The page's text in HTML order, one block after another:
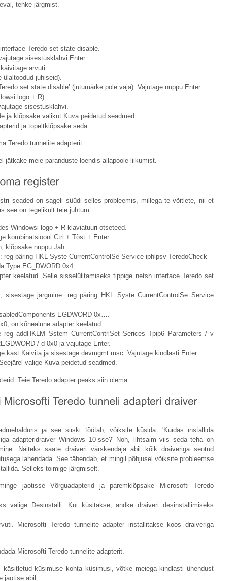
tehke järgmist.
Teredo set state disable.
sisestusklahvi Enter.
arvuti.
ülaltoodud juhiseid).
set state disable’ (jutumärke pole vaja). Vajutage nuppu Enter.
logo + R).
sisestusklahvi.
ja klõpsake valikut Kuva peidetud seadmed.
ja topeltklõpsake seda.
Teredo tunnelite adapterit.
jätkake meie paranduste loendis allapoole liikumist.
seaded on sageli süüdi selles probleemis, millega te võitlete, nii et
see on tegelikult teie juhtum:
Windowsi logo + R klaviatuuri otseteed.
kombinatsiooni Ctrl + Tõst + Enter.
klõpsake nuppu Jah.
päring HKL Syste CurrentControlSe Service iphlpsv TeredoCheck
Type EG_DWORD 0x4.
keelatud. Selle sisselülitamiseks tippige netsh interface Teredo set
järgmine: reg päring HKL Syste CurrentControlSe Service
EGDWORD 0x….
on kõnealune adapter keelatud.
reg addHKLM Sstem CurrentContrlSet Serices Tpip6 Parameters / v
/ d 0x0 ja vajutage Enter.
kast Käivita ja sisestage devmgmt.msc. Vajutage kindlasti Enter.
valige Kuva peidetud seadmed.
Teie Teredo adapter peaks siin olema.
ja see siiski töötab, võiksite küsida: 'Kuidas installida
adapteridraiver Windows 10-sse?' Noh, lihtsaim viis seda teha on
Näiteks saate draiveri värskendaja abil kõik draiveriga seotud
lahendada. See tähendab, et mingil põhjusel võiksite probleemse
Selleks toimige järgmiselt.
jaotisse Võrguadapterid ja paremklõpsake Microsofti Teredo
valige Desinstalli. Kui küsitakse, andke draiveri desinstallimiseks
Microsofti Teredo tunnelite adapter installitakse koos draiveriga
Microsofti Teredo tunnelite adapterit.
küsimuse kohta küsimusi, võtke meiega kindlasti ühendust
jaotise abil.